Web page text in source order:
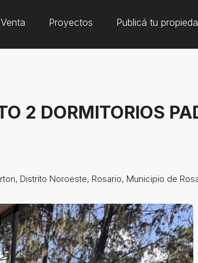
Venta Proyectos Publicá tu
2 DORMITORIOS
Distrito Noroeste, Rosario, Municipio de